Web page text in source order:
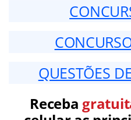
QUESTÕES
Receba